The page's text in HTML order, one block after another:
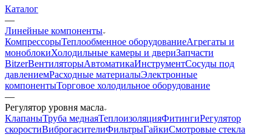
Каталог
—
Линейные компоненты
КомпрессорыТеплообменное оборудованиеАгрегаты и
моноблокиХолодильные камеры и двериЗапчасти
BitzerВентиляторыАвтоматикаИнструментСосуды под
давлениемРасходные материалыЭлектронные
компонентыТорговое холодильное оборудование
—
Регулятор уровня масла
КлапаныТруба меднаяТеплоизоляцияФитингиРегулятор
скоростиВиброгасителиФильтрыГайкиСмотровые стекла